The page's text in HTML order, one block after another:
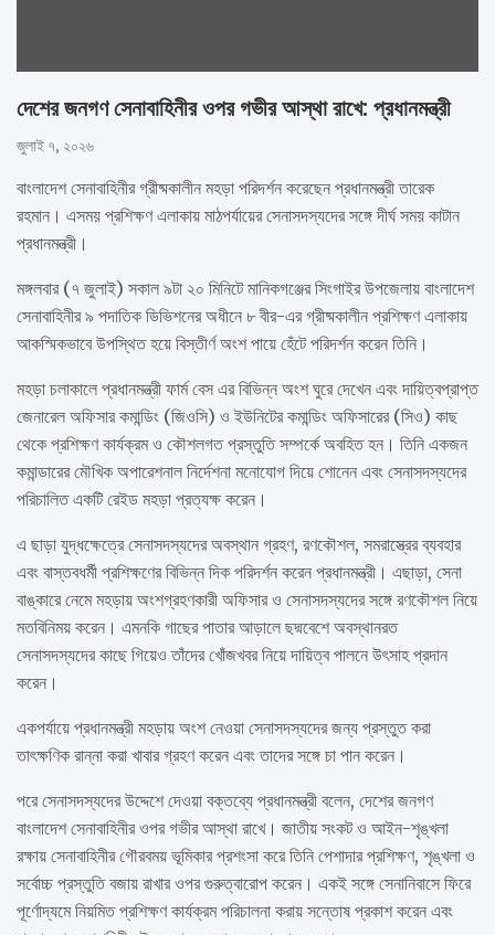
দেশের জনগণ সেনাবাহিনীর ওপর গভীর আস্থা রাখে: প্রধানমন্ত্রী
জুলাই ৭, ২০২৬
বাংলাদেশ সেনাবাহিনীর গ্রীষ্মকালীন মহড়া পরিদর্শন করেছেন প্রধানমন্ত্রী তারেক
রহমান। এসময় প্রশিক্ষণ এলাকায় মাঠপর্যায়ের সেনাসদস্যদের সঙ্গে দীর্ঘ সময় কাটান
প্রধানমন্ত্রী।
মঙ্গলবার (৭ জুলাই) সকাল ৯টা ২০ মিনিটে মানিকগঞ্জের সিংগাইর উপজেলায় বাংলাদেশ
সেনাবাহিনীর ৯ পদাতিক ডিভিশনের অধীনে ৮ বীর-এর গ্রীষ্মকালীন প্রশিক্ষণ এলাকায়
আকস্মিকভাবে উপস্থিত হয়ে বিস্তীর্ণ অংশ পায়ে হেঁটে পরিদর্শন করেন তিনি।
মহড়া চলাকালে প্রধানমন্ত্রী ফার্ম বেস এর বিভিন্ন অংশ ঘুরে দেখেন এবং দায়িত্বপ্রাপ্ত
জেনারেল অফিসার কমান্ডিং (জিওসি) ও ইউনিটের কমান্ডিং অফিসারের (সিও) কাছ
থেকে প্রশিক্ষণ কার্যক্রম ও কৌশলগত প্রস্তুতি সম্পর্কে অবহিত হন। তিনি একজন
কমান্ডারের মৌখিক অপারেশনাল নির্দেশনা মনোযোগ দিয়ে শোনেন এবং সেনাসদস্যদের
পরিচালিত একটি রেইড মহড়া প্রত্যক্ষ করেন।
এ ছাড়া যুদ্ধক্ষেত্রে সেনাসদস্যদের অবস্থান গ্রহণ, রণকৌশল, সমরাস্ত্রের ব্যবহার
এবং বাস্তবধর্মী প্রশিক্ষণের বিভিন্ন দিক পরিদর্শন করেন প্রধানমন্ত্রী। এছাড়া, সেনা
বাঙ্কারে নেমে মহড়ায় অংশগ্রহণকারী অফিসার ও সেনাসদস্যদের সঙ্গে রণকৌশল নিয়ে
মতবিনিময় করেন। এমনকি গাছের পাতার আড়ালে ছদ্মবেশে অবস্থানরত
সেনাসদস্যদের কাছে গিয়েও তাঁদের খোঁজখবর নিয়ে দায়িত্ব পালনে উৎসাহ প্রদান
করেন।
একপর্যায়ে প্রধানমন্ত্রী মহড়ায় অংশ নেওয়া সেনাসদস্যদের জন্য প্রস্তুত করা
তাৎক্ষণিক রান্না করা খাবার গ্রহণ করেন এবং তাদের সঙ্গে চা পান করেন।
পরে সেনাসদস্যদের উদ্দেশে দেওয়া বক্তব্যে প্রধানমন্ত্রী বলেন, দেশের জনগণ
বাংলাদেশ সেনাবাহিনীর ওপর গভীর আস্থা রাখে। জাতীয় সংকট ও আইন-শৃঙ্খলা
রক্ষায় সেনাবাহিনীর গৌরবময় ভূমিকার প্রশংসা করে তিনি পেশাদার প্রশিক্ষণ, শৃঙ্খলা ও
সর্বোচ্চ প্রস্তুতি বজায় রাখার ওপর গুরুত্বারোপ করেন। একই সঙ্গে সেনানিবাসে ফিরে
পূর্ণোদ্যমে নিয়মিত প্রশিক্ষণ কার্যক্রম পরিচালনা করায় সন্তোষ প্রকাশ করেন এবং